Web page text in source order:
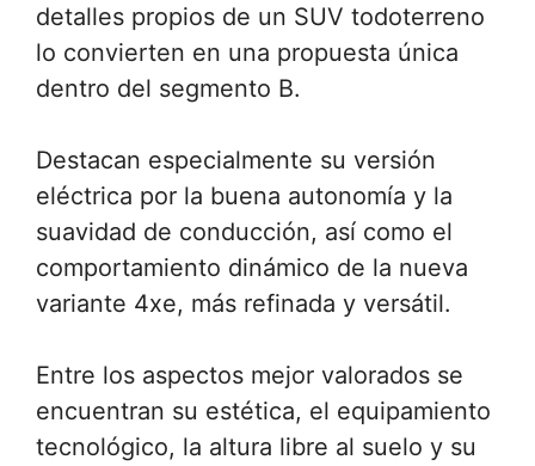
detalles propios de un SUV todoterreno
lo convierten en una propuesta única
dentro del segmento B.
Destacan especialmente su versión
eléctrica por la buena autonomía y la
suavidad de conducción, así como el
comportamiento dinámico de la nueva
variante 4xe, más refinada y versátil.
Entre los aspectos mejor valorados se
encuentran su estética, el equipamiento
tecnológico, la altura libre al suelo y su